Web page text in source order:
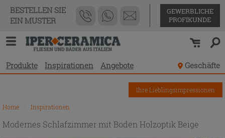
BESTELLEN SIE
EIN MUSTER
GEWERBLICHE
PROFIKUNDE
Produkte Inspirationen Angebote Geschäfte
Home Inspirationen
Ihre Lieblingsimpressionen
Modernes Schlafzimmer mit Boden Holzoptik Beige